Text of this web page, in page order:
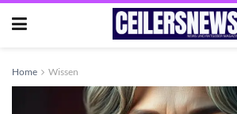
Home Wissen